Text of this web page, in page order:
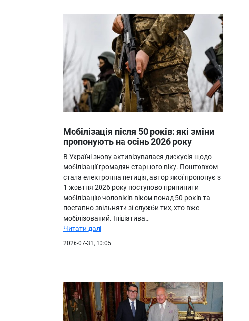
Мобілізація після 50 років: які зміни
пропонують на осінь 2026 року
В Україні знову активізувалася дискусія щодо
мобілізації громадян старшого віку. Поштовхом
стала електронна петиція, автор якої пропонує з
1 жовтня 2026 року поступово припинити
мобілізацію чоловіків віком понад 50 років та
поетапно звільняти зі служби тих, хто вже
мобілізований. Ініціатива…
Читати далі
2026-07-31, 10:05